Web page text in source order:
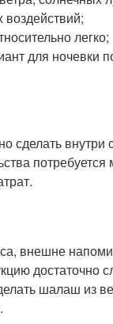
легко;
для ночевки
сделать внутри
внешне
достаточно
шалаш из